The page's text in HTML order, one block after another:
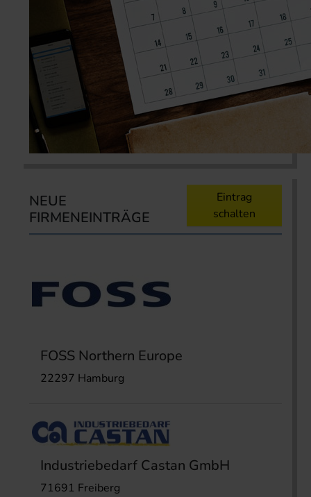
NEUE
FIRMENEINTRÄGE
Eintrag
schalten
FOSS Northern Europe
22297 Hamburg
Industriebedarf Castan GmbH
71691 Freiberg